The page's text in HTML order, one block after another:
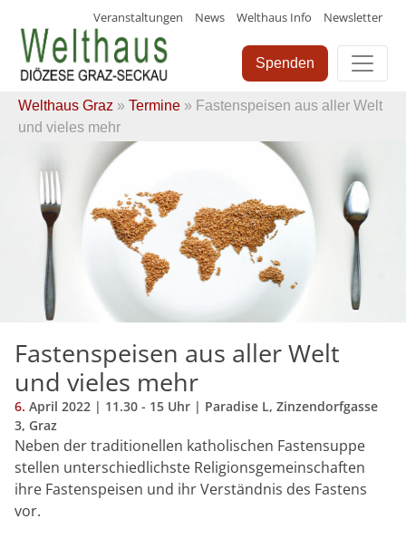
Skip
content
Veranstaltungen News Welthaus Info Newsletter
Spenden
Welthaus Graz » Termine » Fastenspeisen aus aller Welt
und vieles mehr
Fastenspeisen aus aller Welt
und vieles mehr
6. April 2022 | 11.30 - 15 Uhr | Paradise L, Zinzendorfgasse
3, Graz
Neben der traditionellen katholischen Fastensuppe
stellen unterschiedlichste Religionsgemeinschaften
ihre Fastenspeisen und ihr Verständnis des Fastens
vor.